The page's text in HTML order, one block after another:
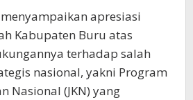
apresiasi
Kabupaten Buru atas
terhadap salah
nasional, yakni Program
Nasional (JKN) yang